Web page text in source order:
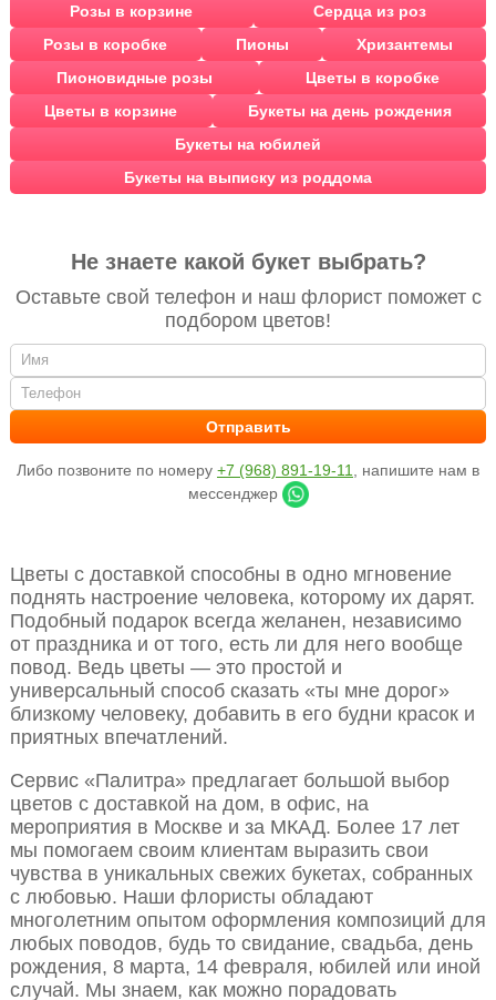
Розы в корзине
Сердца из роз
Розы в коробке
Пионы
Хризантемы
Пионовидные розы
Цветы в коробке
Цветы в корзине
Букеты на день рождения
Букеты на юбилей
Букеты на выписку из роддома
Не знаете какой букет выбрать?
Оставьте свой телефон и наш флорист поможет с
подбором цветов!
Либо позвоните по номеру +7 (968) 891-19-11
, напишите нам в
мессенджер
Цветы с доставкой способны в одно мгновение
поднять настроение человека, которому их дарят.
Подобный подарок всегда желанен, независимо
от праздника и от того, есть ли для него вообще
повод. Ведь цветы — это простой и
универсальный способ сказать «ты мне дорог»
близкому человеку, добавить в его будни красок и
приятных впечатлений.
Сервис «Палитра» предлагает большой выбор
цветов с доставкой на дом, в офис, на
мероприятия в Москве и за МКАД. Более 17 лет
мы помогаем своим клиентам выразить свои
чувства в уникальных свежих букетах, собранных
с любовью. Наши флористы обладают
многолетним опытом оформления композиций для
любых поводов, будь то свидание, свадьба, день
рождения, 8 марта, 14 февраля, юбилей или иной
случай. Мы знаем, как можно порадовать